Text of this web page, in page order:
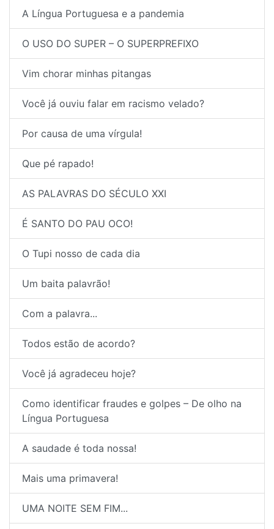
A Língua Portuguesa e a pandemia
O USO DO SUPER – O SUPERPREFIXO
Vim chorar minhas pitangas
Você já ouviu falar em racismo velado?
Por causa de uma vírgula!
Que pé rapado!
AS PALAVRAS DO SÉCULO XXI
É SANTO DO PAU OCO!
O Tupi nosso de cada dia
Um baita palavrão!
Com a palavra...
Todos estão de acordo?
Você já agradeceu hoje?
Como identificar fraudes e golpes – De olho na
Língua Portuguesa
A saudade é toda nossa!
Mais uma primavera!
UMA NOITE SEM FIM...